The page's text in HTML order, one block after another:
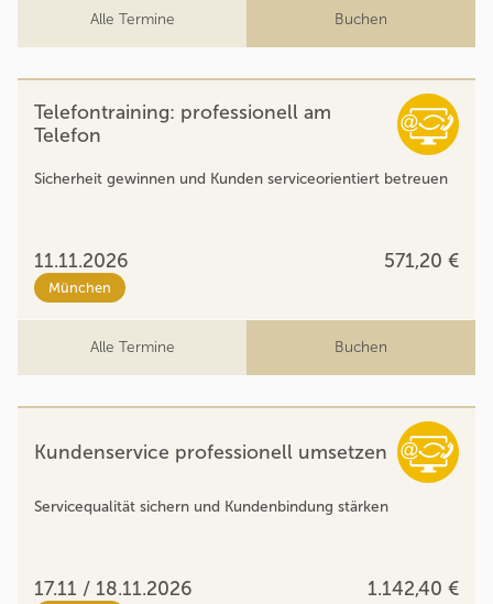
Alle Termine Buchen
Telefontraining: professionell am
Telefon
Sicherheit gewinnen und Kunden serviceorientiert betreuen
11.11.2026 571,20 €
München
Alle Termine Buchen
Kundenservice professionell umsetzen
Servicequalität sichern und Kundenbindung stärken
17.11 / 18.11.2026 1.142,40 €